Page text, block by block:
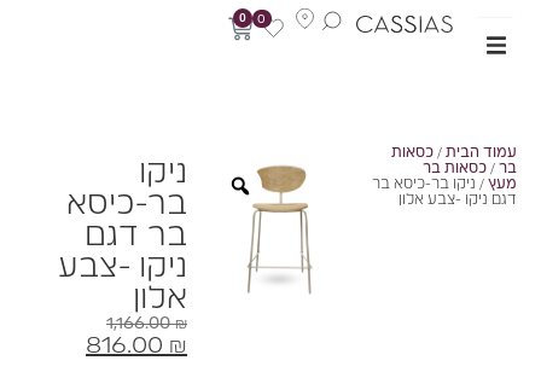
0
הבית/כסאות
/כסאות בר
/ ניקו בר-כיסא בר
ניקו -צבע אלון
ניקו
בר-כיסא
בר דגם
ניקו -צבע
אלון
1,166.00
816.00